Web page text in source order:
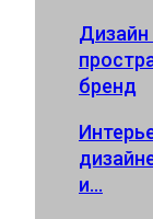
Дизайн
бренд
и…